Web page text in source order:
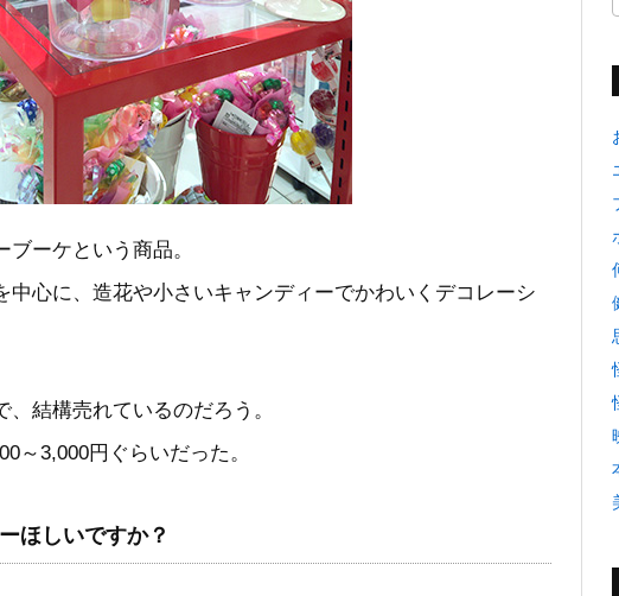
ーケという商品。
中心に、造花や小さいキャンディーでかわいくデコレーシ
結構売れているのだろう。
～3,000円ぐらいだった。
ほしいですか？